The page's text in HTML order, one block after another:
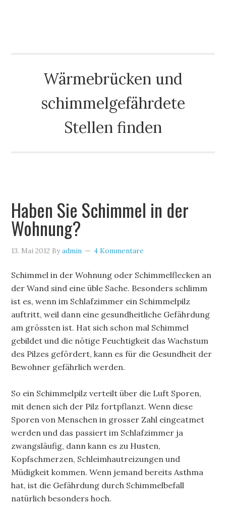
Wärmebrücken und
schimmelgefährdete
Stellen finden
Haben Sie Schimmel in der
Wohnung?
13. Mai 2012 Byadmin 4 Kommentare
Schimmel in der Wohnung oder Schimmelflecken an
der Wand sind eine üble Sache. Besonders schlimm
ist es, wenn im Schlafzimmer ein Schimmelpilz
auftritt, weil dann eine gesundheitliche Gefährdung
am grössten ist. Hat sich schon mal Schimmel
gebildet und die nötige Feuchtigkeit das Wachstum
des Pilzes gefördert, kann es für die Gesundheit der
Bewohner gefährlich werden.
So ein Schimmelpilz verteilt über die Luft Sporen,
mit denen sich der Pilz fortpflanzt. Wenn diese
Sporen von Menschen in grosser Zahl eingeatmet
werden und das passiert im Schlafzimmer ja
zwangsläufig, dann kann es zu Husten,
Kopfschmerzen, Schleimhautreizungen und
Müdigkeit kommen. Wenn jemand bereits Asthma
hat, ist die Gefährdung durch Schimmelbefall
natürlich besonders hoch.